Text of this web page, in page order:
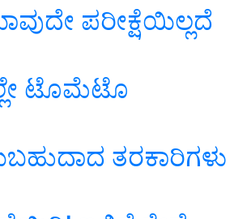
ಪರೀಕ್ಷೆಯಿಲ್ಲದೆ
ಟೊಮೆಟೊ
ತರಕಾರಿಗಳು